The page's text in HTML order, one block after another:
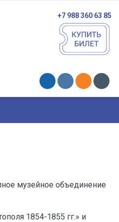
+7 988 360 63 85
музейное объединение
1854-1855 гг.» и